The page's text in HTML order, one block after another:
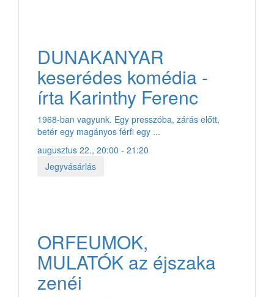
DUNAKANYAR
keserédes komédia -
írta Karinthy Ferenc
1968-ban vagyunk. Egy presszóba, zárás előtt,
betér egy magányos férfi egy ...
augusztus 22., 20:00 - 21:20
Jegyvásárlás
ORFEUMOK,
MULATÓK az éjszaka
zenéi